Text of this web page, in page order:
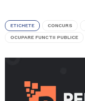
ETICHETE CONCURS
OCUPARE FUNCTII PUBLICE